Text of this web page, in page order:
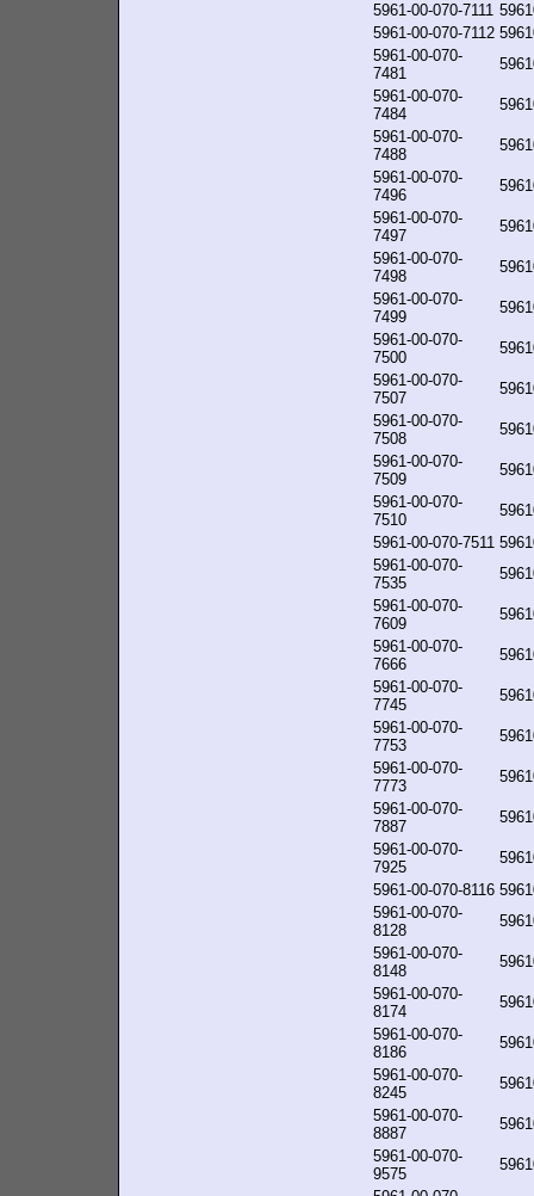
5961-00-070-7111
5961-00-070-7112
5961-00-070-
7481
5961-00-070-
7484
5961-00-070-
7488
5961-00-070-
7496
5961-00-070-
7497
5961-00-070-
7498
5961-00-070-
7499
5961-00-070-
7500
5961-00-070-
7507
5961-00-070-
7508
5961-00-070-
7509
5961-00-070-
7510
5961-00-070-7511
5961-00-070-
7535
5961-00-070-
7609
5961-00-070-
7666
5961-00-070-
7745
5961-00-070-
7753
5961-00-070-
7773
5961-00-070-
7887
5961-00-070-
7925
5961-00-070-8116
5961-00-070-
8128
5961-00-070-
8148
5961-00-070-
8174
5961-00-070-
8186
5961-00-070-
8245
5961-00-070-
8887
5961-00-070-
9575